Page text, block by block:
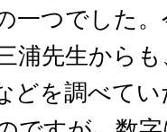
一つでした
浦先生から
どを調べて